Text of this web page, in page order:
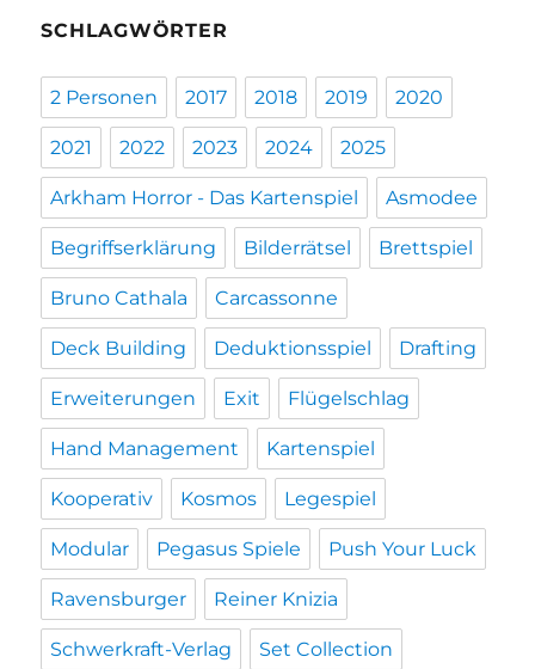
SCHLAGWÖRTER
2 Personen 2017 2018 2019 2020
2021 2022 2023 2024 2025
Arkham Horror - Das Kartenspiel Asmodee
Begriffserklärung Bilderrätsel Brettspiel
Bruno Cathala Carcassonne
Deck Building Deduktionsspiel Drafting
Erweiterungen Exit Flügelschlag
Hand Management Kartenspiel
Kooperativ Kosmos Legespiel
Modular Pegasus Spiele Push Your Luck
Ravensburger Reiner Knizia
Schwerkraft-Verlag Set Collection